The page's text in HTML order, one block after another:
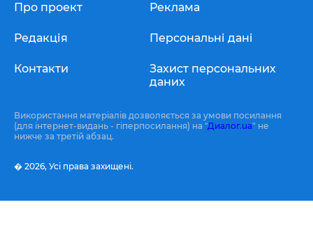
Про проект
Редакція
Контакти
Реклама
Персональні дані
Захист персональних
даних
Використання матеріалів дозволяється за умови посилання
(для інтернет-видань - гіперпосилання) на "Диалог.ua" не
нижче за третій абзац.
� 2026, Усі права захищені.